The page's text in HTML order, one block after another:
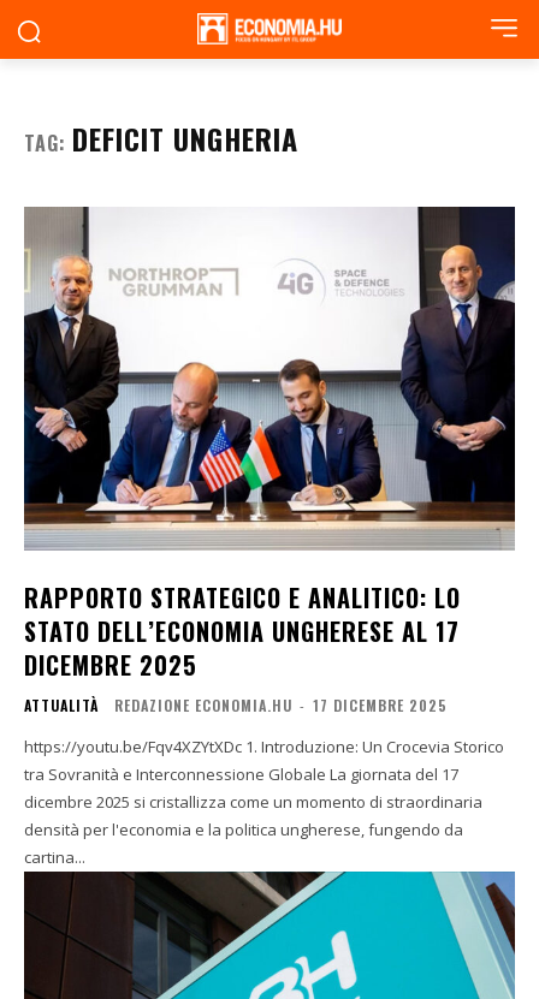
TAG: DEFICIT UNGHERIA
RAPPORTO STRATEGICO E ANALITICO: LO
STATO DELL’ECONOMIA UNGHERESE AL 17
DICEMBRE 2025
ATTUALITÀ REDAZIONE ECONOMIA.HU - 17 DICEMBRE 2025
https://youtu.be/Fqv4XZYtXDc 1. Introduzione: Un Crocevia Storico
tra Sovranità e Interconnessione Globale La giornata del 17
dicembre 2025 si cristallizza come un momento di straordinaria
densità per l'economia e la politica ungherese, fungendo da
cartina...